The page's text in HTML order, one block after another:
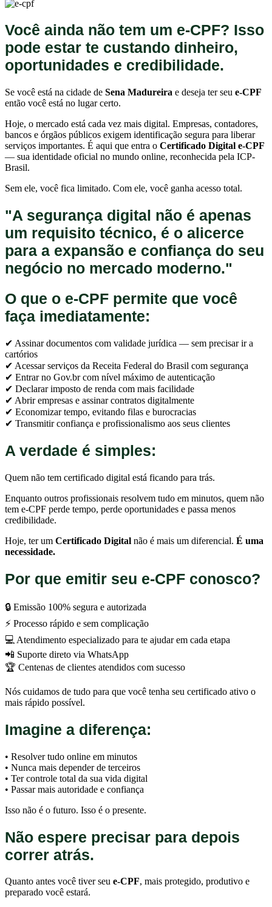
Você ainda não tem um e-CPF? Isso
pode estar te custando dinheiro,
oportunidades e credibilidade.
Se você está na cidade de Sena Madureira e deseja ter seu e-CPF
então você está no lugar certo.
Hoje, o mercado está cada vez mais digital. Empresas, contadores,
bancos e órgãos públicos exigem identificação segura para liberar
serviços importantes. É aqui que entra o Certificado Digital e-CPF
— sua identidade oficial no mundo online, reconhecida pela ICP-
Brasil.
Sem ele, você fica limitado. Com ele, você ganha acesso total.
"A segurança digital não é apenas
um requisito técnico, é o alicerce
para a expansão e confiança do seu
negócio no mercado moderno."
O que o e-CPF permite que você
faça imediatamente:
✔ Assinar documentos com validade jurídica — sem precisar ir a
cartórios
✔ Acessar serviços da Receita Federal do Brasil com segurança
✔ Entrar no Gov.br com nível máximo de autenticação
✔ Declarar imposto de renda com mais facilidade
✔ Abrir empresas e assinar contratos digitalmente
✔ Economizar tempo, evitando filas e burocracias
✔ Transmitir confiança e profissionalismo aos seus clientes
A verdade é simples:
Quem não tem certificado digital está ficando para trás.
Enquanto outros profissionais resolvem tudo em minutos, quem não
tem e-CPF perde tempo, perde oportunidades e passa menos
credibilidade.
Hoje, ter um Certificado Digital não é mais um diferencial. É uma
necessidade.
Por que emitir seu e-CPF conosco?
🔒 Emissão 100% segura e autorizada
⚡ Processo rápido e sem complicação
💻 Atendimento especializado para te ajudar em cada etapa
📲 Suporte direto via WhatsApp
🏆 Centenas de clientes atendidos com sucesso
Nós cuidamos de tudo para que você tenha seu certificado ativo o
mais rápido possível.
Imagine a diferença:
• Resolver tudo online em minutos
• Nunca mais depender de terceiros
• Ter controle total da sua vida digital
• Passar mais autoridade e confiança
Isso não é o futuro. Isso é o presente.
Não espere precisar para depois
correr atrás.
Quanto antes você tiver seu e-CPF, mais protegido, produtivo e
preparado você estará.